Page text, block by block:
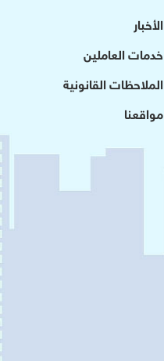
الأخبار
خدمات العاملين
الملاحظات القانونية
مواقعنا